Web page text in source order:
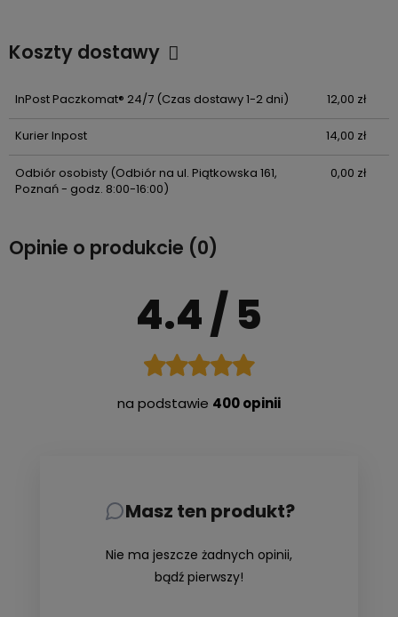
Koszty dostawy
InPost Paczkomat® 24/7(Czas dostawy 1-2 dni) 12,00 zł
Kurier Inpost 14,00 zł
Odbiór osobisty(Odbiór na ul. Piątkowska 161,
Poznań - godz. 8:00-16:00)
0,00 zł
Opinie o produkcie (0)
4.4/ 5
na podstawie 400 opinii
Masz ten produkt?
Nie ma jeszcze żadnych opinii,
bądź pierwszy!